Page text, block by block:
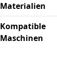
Materialien
Kompatible
Maschinen